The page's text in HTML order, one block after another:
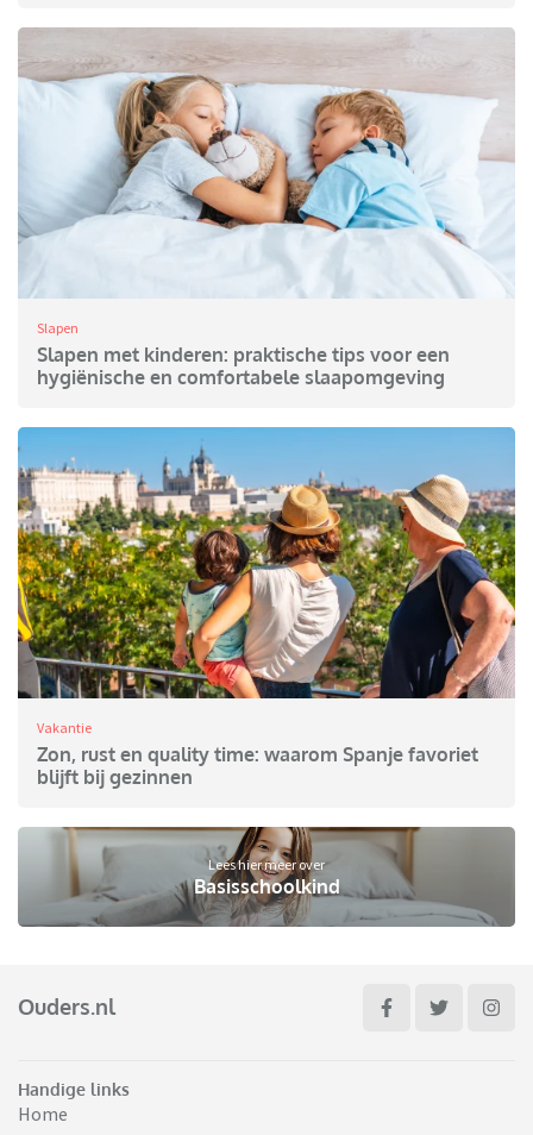
Slapen
Slapen met kinderen: praktische tips voor een
hygiënische en comfortabele slaapomgeving
Vakantie
Zon, rust en quality time: waarom Spanje favoriet
blijft bij gezinnen
Lees hier meer over
Basisschoolkind
Ouders.nl
Handige links
Home